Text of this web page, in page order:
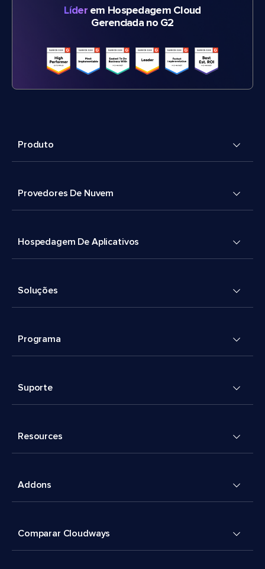
Líderem Hospedagem Cloud
Gerenciada no G2
Produto
Provedores De Nuvem
Hospedagem De Aplicativos
Soluções
Programa
Suporte
Resources
Addons
Comparar Cloudways